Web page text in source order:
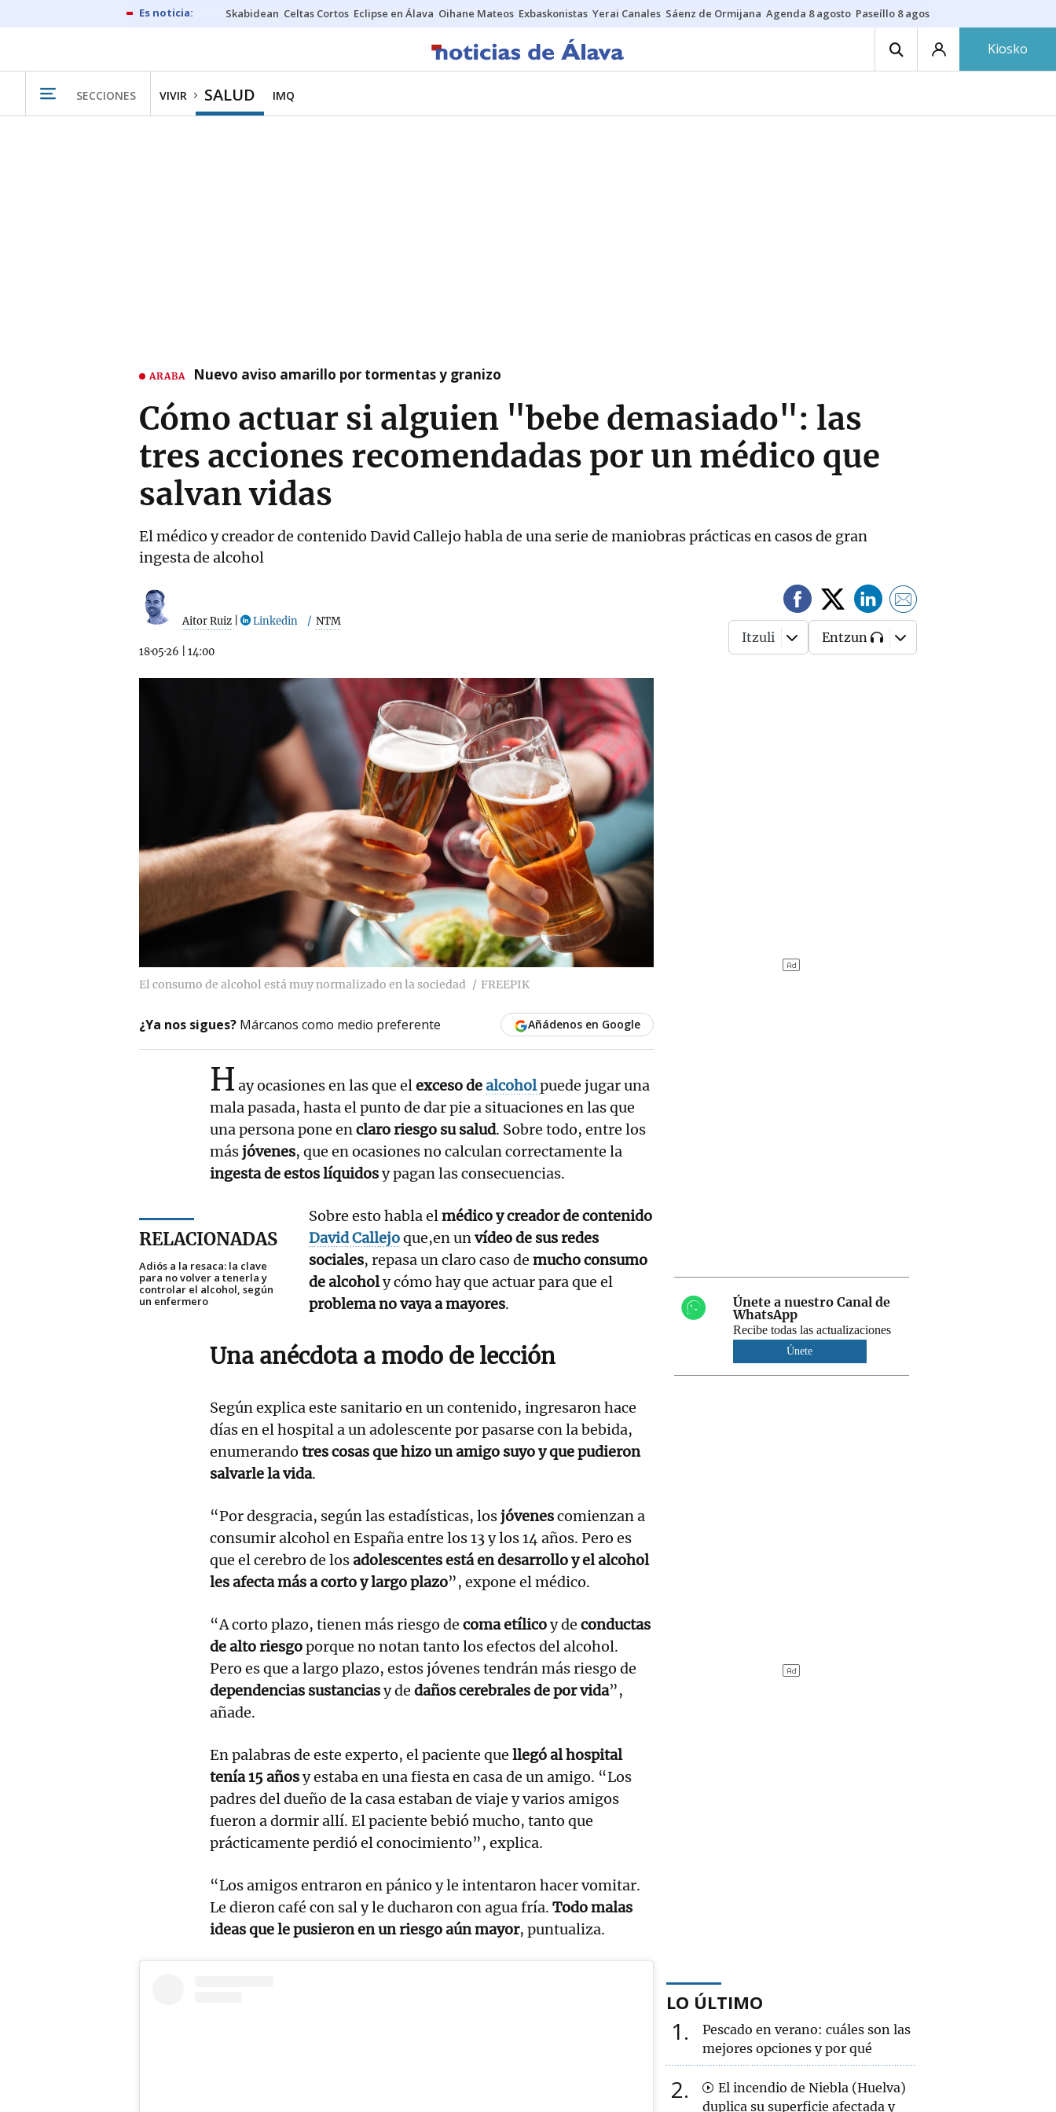
Skabidean Celtas Cortos Eclipse en Álava Oihane Mateos Exbaskonistas Yerai Canales Sáenz de Ormijana Agenda 8 agosto Paseíllo 8 agosto
Kiosko
SECCIONES VIVIR SALUD IMQ
ARABA Nuevo aviso amarillo por tormentas y granizo
Cómo actuar si alguien "bebe demasiado": las
tres acciones recomendadas por un médico que
salvan vidas
El médico y creador de contenido David Callejo habla de una serie de maniobras prácticas en casos de gran
ingesta de alcohol
Aitor Ruiz Linkedin NTM
18·05·26 14:00
Itzuli Entzun
El consumo de alcohol está muy normalizado en la sociedad FREEPIK
¿Ya nos sigues? Márcanos como medio preferente Añádenos en Google
H ay ocasiones en las que elexceso dealcoholpuede jugar una
mala pasada, hasta el punto de dar pie a situaciones en las que
una persona pone enclaro riesgo su salud. Sobre todo, entre los
másjóvenes, que en ocasiones no calculan correctamente la
ingesta de estos líquidosy pagan las consecuencias.
RELACIONADAS
Adiós a la resaca: la clave
para no volver a tenerla y
controlar el alcohol, según
un enfermero
Sobre esto habla elmédico y creador de contenido
David Callejoque,en unvídeo de sus redes
sociales, repasa un claro caso demucho consumo
de alcoholy cómo hay que actuar para que el
problema no vaya a mayores.
Una anécdota a modo de lección
Según explica este sanitario en un contenido, ingresaron hace
días en el hospital a un adolescente por pasarse con la bebida,
enumerando tres cosas que hizo un amigo suyo y que pudieron
salvarle la vida.
“Por desgracia, según las estadísticas, losjóvenescomienzan a
consumir alcohol en España entre los 13 y los 14 años. Pero es
que el cerebro de losadolescentes está en desarrollo y el alcohol
les afecta más a corto y largo plazo”, expone el médico.
“A corto plazo, tienen más riesgo de coma etílicoy de conductas
de alto riesgoporque no notan tanto los efectos del alcohol.
Pero es que a largo plazo, estos jóvenes tendrán más riesgo de
dependencias sustanciasy de daños cerebrales de por vida”,
añade.
En palabras de este experto, el paciente que llegó al hospital
tenía 15 añosy estaba en una fiesta en casa de un amigo. “Los
padres del dueño de la casa estaban de viaje y varios amigos
fueron a dormir allí. El paciente bebió mucho, tanto que
prácticamente perdió el conocimiento”, explica.
“Los amigos entraron en pánico y le intentaron hacer vomitar.
Le dieron café con sal y le ducharon con agua fría. Todo malas
ideas que le pusieron en un riesgo aún mayor, puntualiza.
Únete a nuestro Canal de
WhatsApp
Recibe todas las actualizaciones
Únete
LO ÚLTIMO
1
Pescado en verano: cuáles son las
mejores opciones y por qué
2
El incendio de Niebla (Huelva)
duplica su superficie afectada y